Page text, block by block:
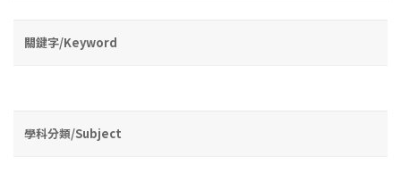
關鍵字/Keyword
學科分類/Subject